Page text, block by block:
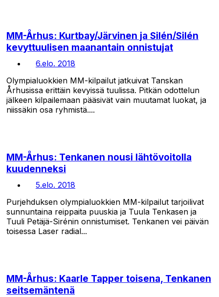
MM-Århus: Kurtbay/Järvinen ja Silén/Silén
kevyttuulisen maanantain onnistujat
6.elo. 2018
Olympialuokkien MM-kilpailut jatkuivat Tanskan
Århusissa erittäin kevyissä tuulissa. Pitkän odottelun
jälkeen kilpailemaan pääsivät vain muutamat luokat, ja
niissäkin osa ryhmistä....
MM-Århus: Tenkanen nousi lähtövoitolla
kuudenneksi
5.elo. 2018
Purjehduksen olympialuokkien MM-kilpailut tarjoilivat
sunnuntaina reippaita puuskia ja Tuula Tenkasen ja
Tuuli Petäjä-Sirénin onnistumiset. Tenkanen vei päivän
toisessa Laser radial...
MM-Århus: Kaarle Tapper toisena, Tenkanen
seitsemäntenä